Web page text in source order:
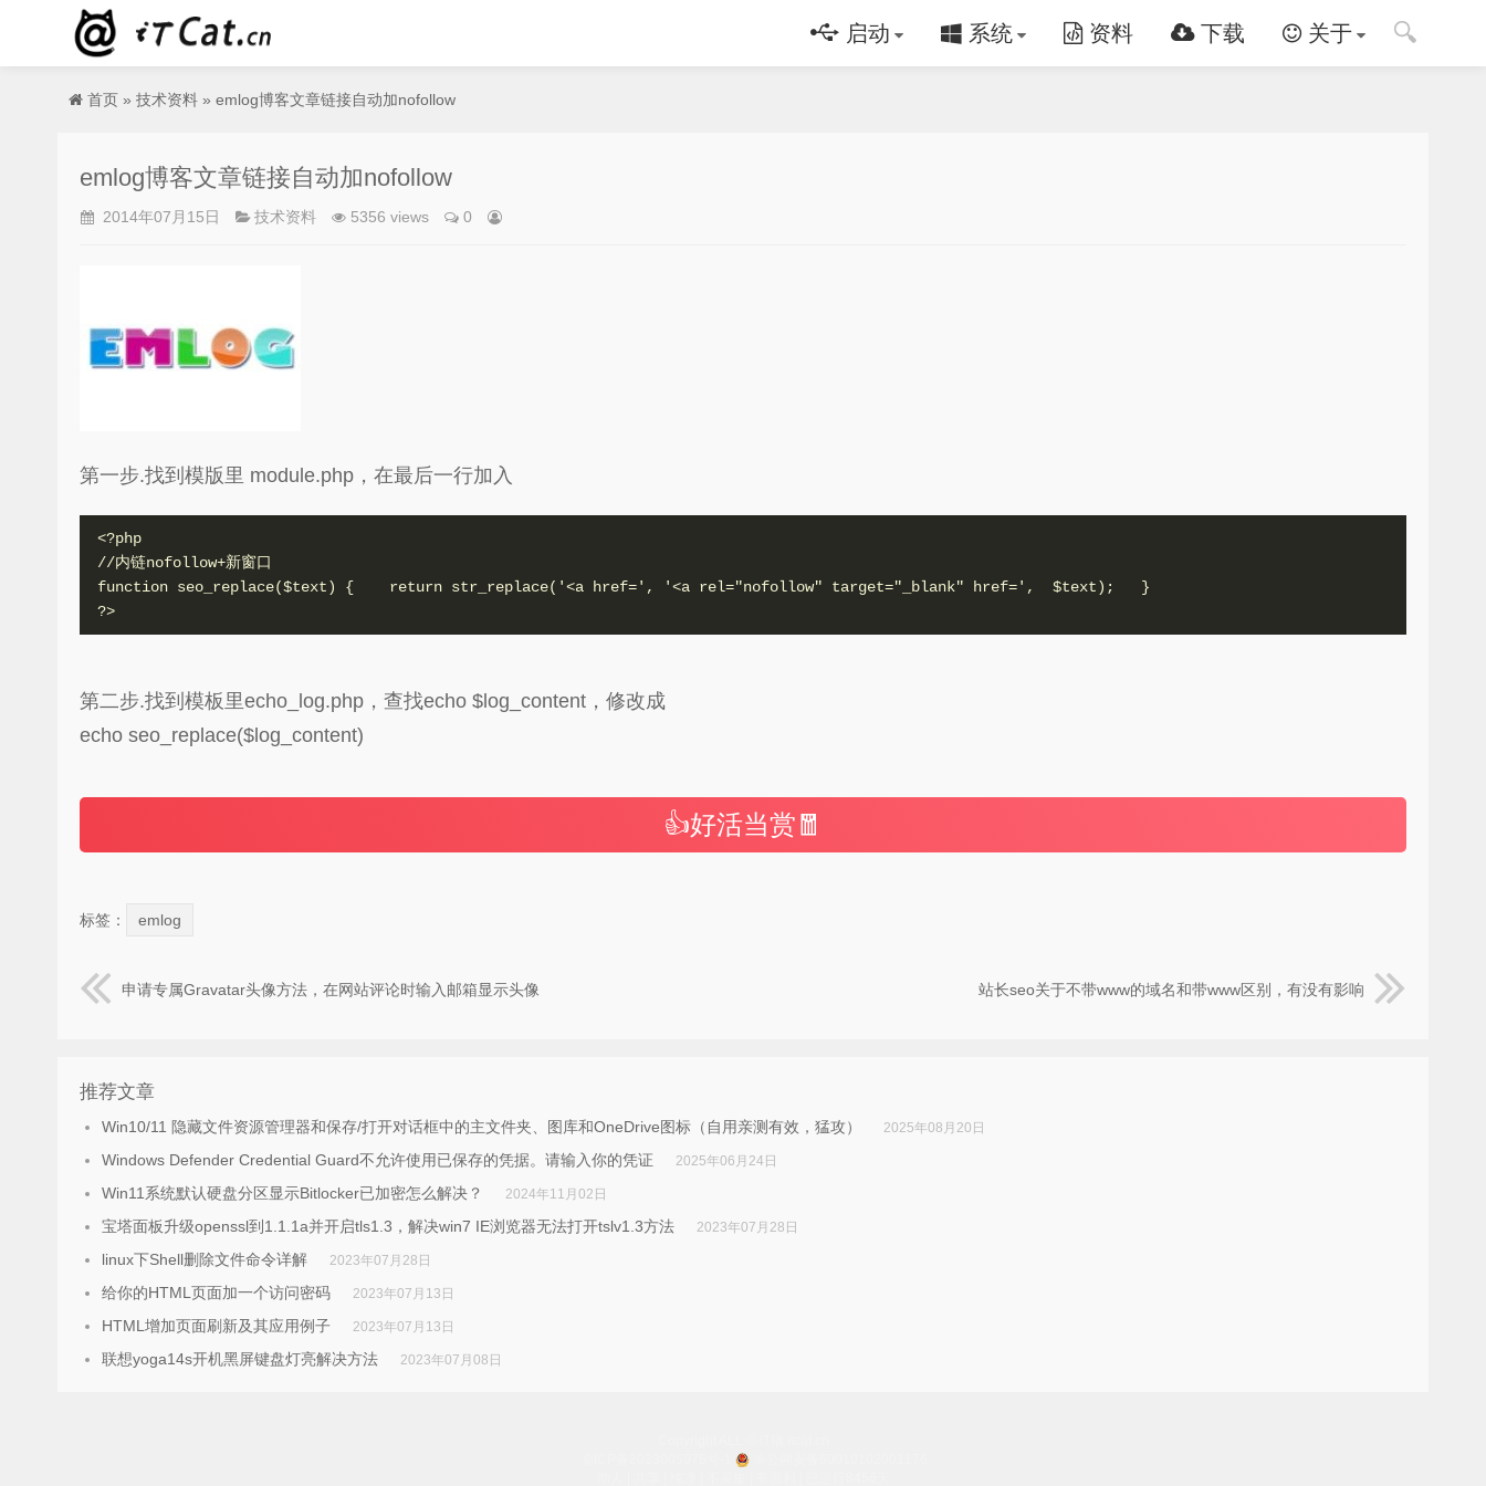
🔍
启动 系统 资料 下载 关于
首页 » 技术资料 » emlog博客文章链接自动加nofollow
emlog博客文章链接自动加nofollow
2014年07月15日 技术资料 5356 views 0
第一步.找到模版里 module.php，在最后一行加入
<?php
//内链nofollow+新窗口
function seo_replace($text) {    return str_replace('<a href=', '<a rel="nofollow" target="_blank" href=',  $text);   }
?>
第二步.找到模板里echo_log.php，查找echo $log_content，修改成
echo seo_replace($log_content)
谢谢赞赏
👍好活当赏🧧
标签： emlog
申请专属Gravatar头像方法，在网站评论时输入邮箱显示头像 站长seo关于不带www的域名和带www区别，有没有影响
推荐文章
Win10/11 隐藏文件资源管理器和保存/打开对话框中的主文件夹、图库和OneDrive图标（自用亲测有效，猛攻） 2025年08月20日
Windows Defender Credential Guard不允许使用已保存的凭据。请输入你的凭证 2025年06月24日
Win11系统默认硬盘分区显示Bitlocker已加密怎么解决？ 2024年11月02日
宝塔面板升级openssl到1.1.1a并开启tls1.3，解决win7 IE浏览器无法打开tslv1.3方法 2023年07月28日
linux下Shell删除文件命令详解 2023年07月28日
给你的HTML页面加一个访问密码 2023年07月13日
HTML增加页面刷新及其应用例子 2023年07月13日
联想yoga14s开机黑屏键盘灯亮解决方法 2023年07月08日